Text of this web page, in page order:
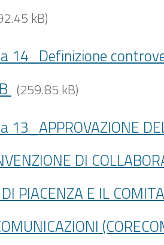
kB)
14_Definizione
(259.85 kB)
13_APPROVAZIONE
DI
DI PIACENZA E IL